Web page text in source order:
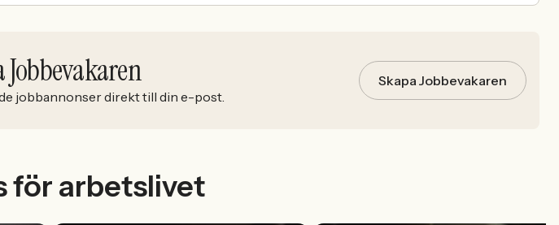
Jobbevakaren
jobbannonser direkt till din e-post.
Skapa Jobbevakaren
för arbetslivet